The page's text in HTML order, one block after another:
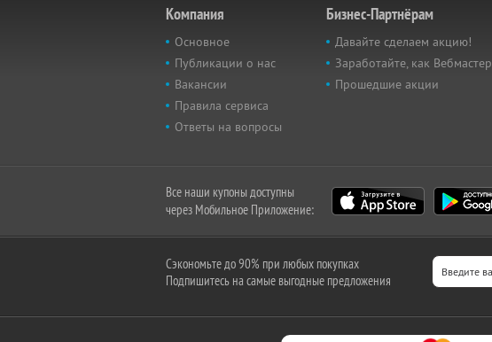
Компания
Основное
Публикации о нас
Вакансии
Правила сервиса
Ответы на вопросы
Бизнес-Партнёрам
Давайте сделаем акцию!
Заработайте, как Вебмастер
Прошедшие акции
Все наши купоны доступны
через Мобильное Приложение:
Сэкономьте до 90% при любых покупках
Подпишитесь на самые выгодные предложения